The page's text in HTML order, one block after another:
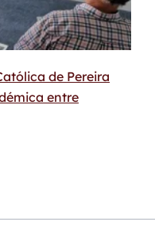
de Pereira
entre